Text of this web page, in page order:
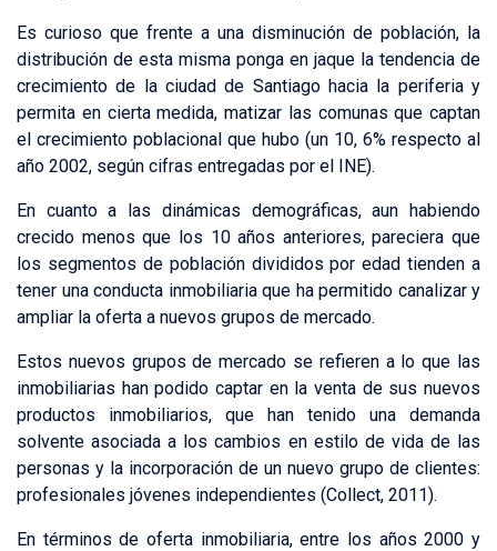
Es curioso que frente a una disminución de población, la
distribución de esta misma ponga en jaque la tendencia de
crecimiento de la ciudad de Santiago hacia la periferia y
permita en cierta medida, matizar las comunas que captan
el crecimiento poblacional que hubo (un 10, 6% respecto al
año 2002, según cifras entregadas por el INE).
En cuanto a las dinámicas demográficas, aun habiendo
crecido menos que los 10 años anteriores, pareciera que
los segmentos de población divididos por edad tienden a
tener una conducta inmobiliaria que ha permitido canalizar y
ampliar la oferta a nuevos grupos de mercado.
Estos nuevos grupos de mercado se refieren a lo que las
inmobiliarias han podido captar en la venta de sus nuevos
productos inmobiliarios, que han tenido una demanda
solvente asociada a los cambios en estilo de vida de las
personas y la incorporación de un nuevo grupo de clientes:
profesionales jóvenes independientes (Collect, 2011).
En términos de oferta inmobiliaria, entre los años 2000 y